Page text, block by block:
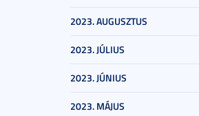
2023. AUGUSZTUS
2023. JÚLIUS
2023. JÚNIUS
2023. MÁJUS